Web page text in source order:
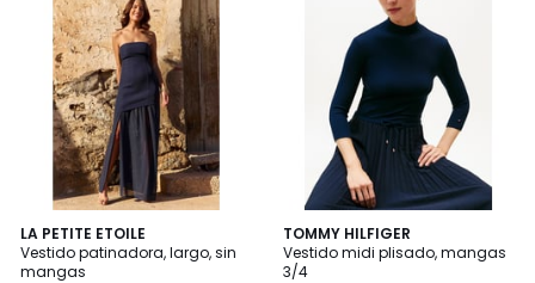
LA PETITE ETOILE
Vestido patinadora, largo, sin
mangas
TOMMY HILFIGER
Vestido midi plisado, mangas
3/4